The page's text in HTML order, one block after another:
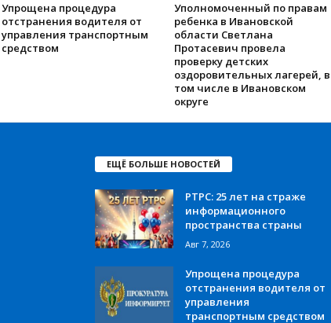
Упрощена процедура
отстранения водителя от
управления транспортным
средством
Уполномоченный по правам
ребенка в Ивановской
области Светлана
Протасевич провела
проверку детских
оздоровительных лагерей, в
том числе в Ивановском
округе
ЕЩЁ БОЛЬШЕ НОВОСТЕЙ
РТРС: 25 лет на страже
информационного
пространства страны
Авг 7, 2026
Упрощена процедура
отстранения водителя от
управления
транспортным средством